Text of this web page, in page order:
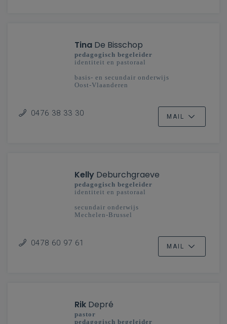
Tina De Bisschop
pedagogisch begeleider
identiteit en pastoraal
basis- en secundair onderwijs
Oost-Vlaanderen
0476 38 33 30 MAIL
Kelly Deburchgraeve
pedagogisch begeleider
identiteit en pastoraal
secundair onderwijs
Mechelen-Brussel
0478 60 97 61 MAIL
Rik Depré
pastor
pedagogisch begeleider